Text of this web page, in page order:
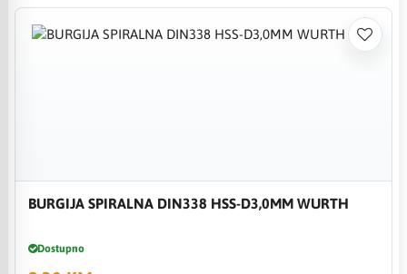
BURGIJA SPIRALNA DIN338 HSS-D3,0MM WURTH
Dostupno